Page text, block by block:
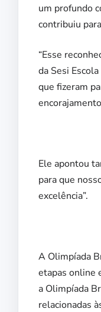
um profundo
contribuiu
“Esse
da Sesi
que fizeram
Ele apontou
para que
excelência”.
A Olimpíada
etapas online
a Olimpíada
relacionadas